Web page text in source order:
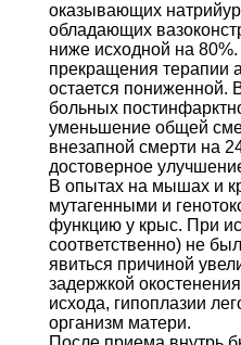
оказывающих
обладающих
ниже исходной на
прекращения терапии
остается пониженной.
больных
уменьшение общей
внезапной смерти на
достоверное
В опытах на мышах и
мутагенными и
функцию у крыс. При
соответственно) не
явиться причиной
задержкой
исхода, гипоплазии
организм матери.